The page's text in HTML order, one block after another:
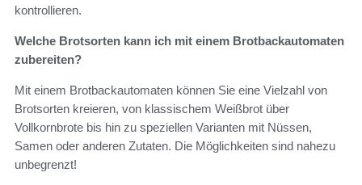
kontrollieren.
Welche Brotsorten kann ich mit einem Brotbackautomaten
zubereiten?
Mit einem Brotbackautomaten können Sie eine Vielzahl von
Brotsorten kreieren, von klassischem Weißbrot über
Vollkornbrote bis hin zu speziellen Varianten mit Nüssen,
Samen oder anderen Zutaten. Die Möglichkeiten sind nahezu
unbegrenzt!